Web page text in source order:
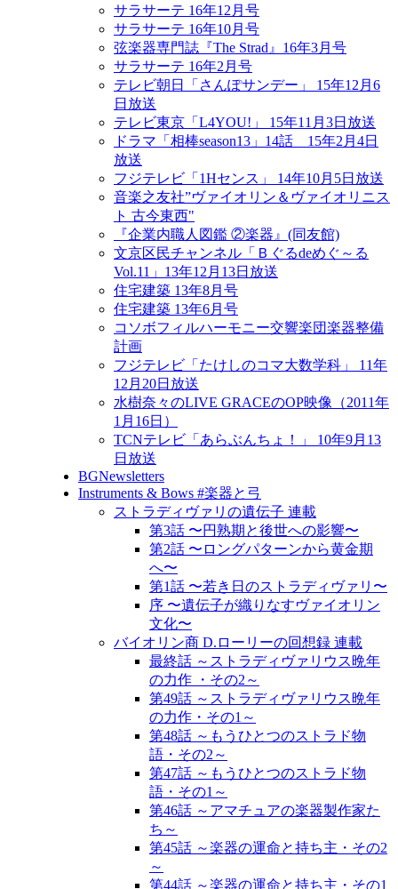
サラサーテ 16年12月号
サラサーテ 16年10月号
弦楽器専門誌『The Strad』16年3月号
サラサーテ 16年2月号
テレビ朝日「さんぽサンデー」 15年12月6
日放送
テレビ東京「L4YOU!」 15年11月3日放送
ドラマ「相棒season13」14話 15年2月4日
放送
フジテレビ「1Hセンス」 14年10月5日放送
音楽之友社”ヴァイオリン＆ヴァイオリニス
ト 古今東西"
『企業内職人図鑑 ②楽器』(同友館)
文京区民チャンネル「Ｂぐるdeめぐ～る
Vol.11」13年12月13日放送
住宅建築 13年8月号
住宅建築 13年6月号
コソボフィルハーモニー交響楽団楽器整備
計画
フジテレビ「たけしのコマ大数学科」 11年
12月20日放送
水樹奈々のLIVE GRACEのOP映像（2011年
1月16日）
TCNテレビ「あらぶんちょ！」 10年9月13
日放送
BGNewsletters
Instruments & Bows #楽器と弓
ストラディヴァリの遺伝子 連載
第3話 〜円熟期と後世への影響〜
第2話 〜ロングパターンから黄金期
へ〜
第1話 〜若き日のストラディヴァリ〜
序 〜遺伝子が織りなすヴァイオリン
文化〜
バイオリン商 D.ローリーの回想録 連載
最終話 ～ストラディヴァリウス晩年
の力作 ・その2～
第49話 ～ストラディヴァリウス晩年
の力作・その1～
第48話 ～もうひとつのストラド物
語・その2～
第47話 ～もうひとつのストラド物
語・その1～
第46話 ～アマチュアの楽器製作家た
ち～
第45話 ～楽器の運命と持ち主・その2
～
第44話 ～楽器の運命と持ち主・その1